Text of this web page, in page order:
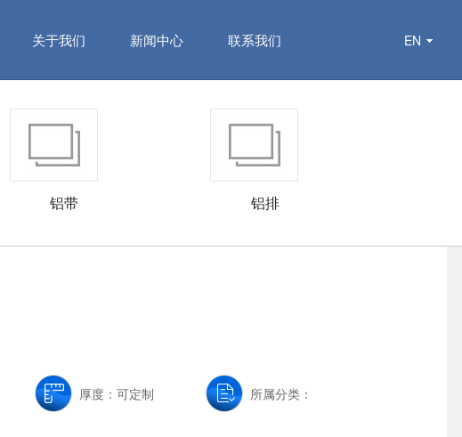
关于我们 新闻中心 联系我们 EN
铝带 铝排
厚度：可定制 所属分类：